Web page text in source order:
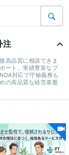
注
高品質に相談できま
ート。実績豊富なプ
対応で守秘義務も
の高品質な経営基盤